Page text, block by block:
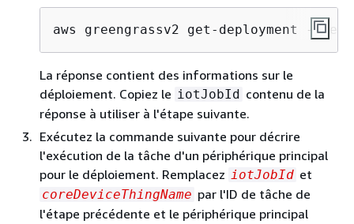
aws greengrassv2 get-deployment --
La réponse contient des informations sur le
déploiement. Copiez le iotJobId contenu de la
réponse à utiliser à l'étape suivante.
Exécutez la commande suivante pour décrire
l'exécution de la tâche d'un périphérique principal
pour le déploiement. Remplacez iotJobId et
coreDeviceThingName par l'ID de tâche de
l'étape précédente et le périphérique principal